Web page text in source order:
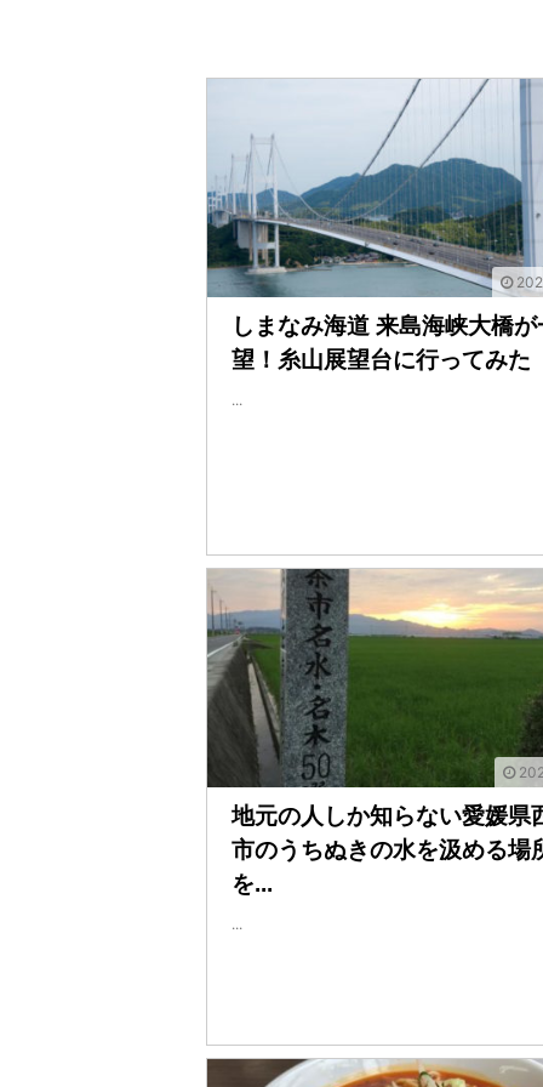
しまなみ海道 来島海峡大橋が
望！糸山展望台に行ってみた
...
地元の人しか知らない愛媛県
市のうちぬきの水を汲める場
を...
...